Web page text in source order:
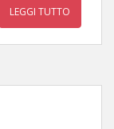
LEGGI TUTTO